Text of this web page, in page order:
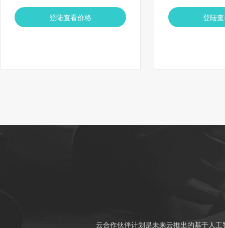
登陆查看价格 登陆
.
云合作伙伴计划是未来云推出的基于人